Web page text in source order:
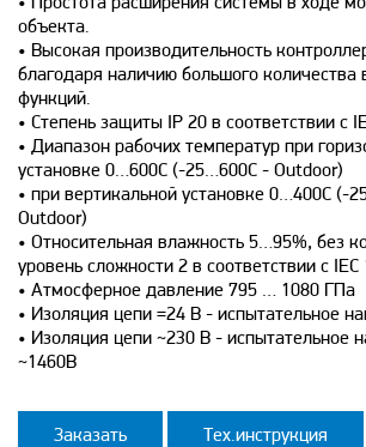
объекта.
• Высокая производительность
благодаря наличию большого количества
функций.
• Степень защиты IP 20 в соответствии с
• Диапазон рабочих температур при
установке 0…600C (-25…600C - Outdoor)
• при вертикальной установке 0…400C (-
Outdoor)
• Относительная влажность 5…95%, без
уровень сложности 2 в соответствии с IEC
• Атмосферное давление 795 … 1080 ГПa
• Изоляция цепи =24 В - испытательное
• Изоляция цепи ~230 В - испытательное
~1460В
Заказать Тех.инструкция